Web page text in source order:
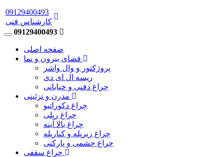
09129400493
کارشناس فنی
09129400493
صفحه اصلی
پروژکتور و وال واشر
ریسه ال ای دی
چراغ دفنی و خیابانی
چراغ دکوراتیو
چراغ ریلی
چراغ بالا آینه
چراغ زیرپله و کنارپله
چراغ چشمی و پارکتی